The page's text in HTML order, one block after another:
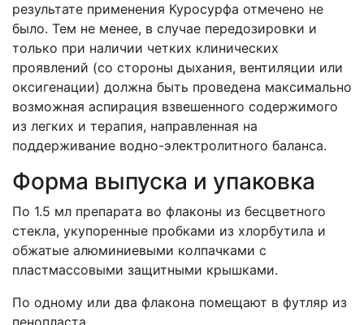
результате применения Куросурфа отмечено не
было. Тем не менее, в случае передозировки и
только при наличии четких клинических
проявлений (со стороны дыхания, вентиляции или
оксигенации) должна быть проведена максимально
возможная аспирация взвешенного содержимого
из легких и терапия, направленная на
поддерживание водно-электролитного баланса.
Форма выпуска и упаковка
По 1.5 мл препарата во флаконы из бесцветного
стекла, укупоренные пробками из хлорбутила и
обжатые алюминиевыми колпачками с
пластмассовыми защитными крышками.
По одному или два флакона помещают в футляр из
пенопласта.